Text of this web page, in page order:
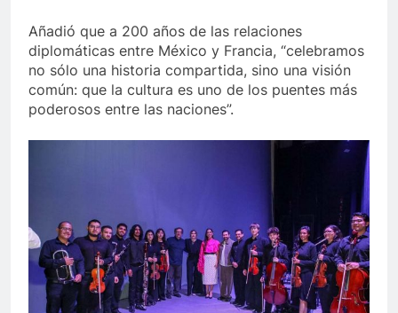
Añadió que a 200 años de las relaciones
diplomáticas entre México y Francia, “celebramos
no sólo una historia compartida, sino una visión
común: que la cultura es uno de los puentes más
poderosos entre las naciones”.